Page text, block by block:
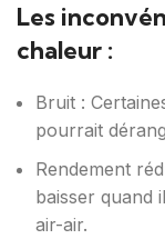
Les
chaleur :
Bruit :
pourrait
Rendement
baisser quand
air-air.